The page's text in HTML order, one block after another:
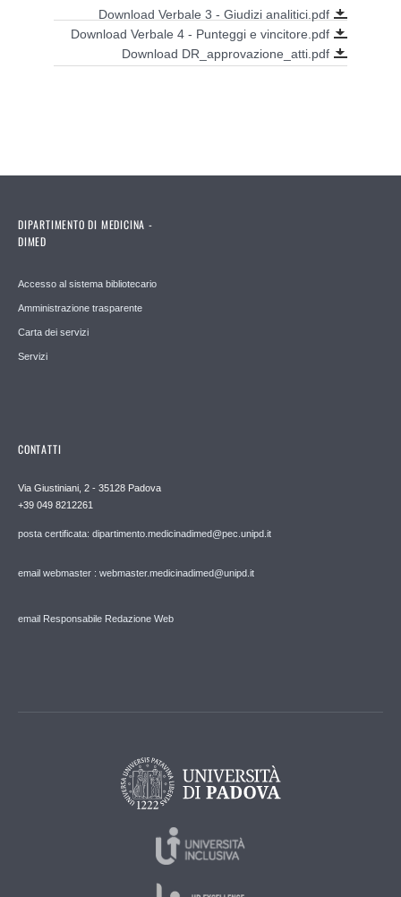
Download Verbale 3 - Giudizi analitici.pdf
Download Verbale 4 - Punteggi e vincitore.pdf
Download DR_approvazione_atti.pdf
DIPARTIMENTO DI MEDICINA -
DIMED
Accesso al sistema bibliotecario
Amministrazione trasparente
Carta dei servizi
Servizi
CONTATTI
Via Giustiniani, 2 - 35128 Padova
+39 049 8212261
posta certificata: dipartimento.medicinadimed@pec.unipd.it
email webmaster : webmaster.medicinadimed@unipd.it
email Responsabile Redazione Web